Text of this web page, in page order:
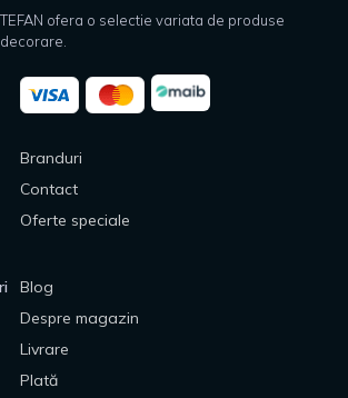
ofera o selectie variata de produse
Branduri
Contact
Oferte speciale
Blog
Despre magazin
Livrare
Plată